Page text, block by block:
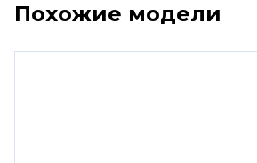
Похожие модели